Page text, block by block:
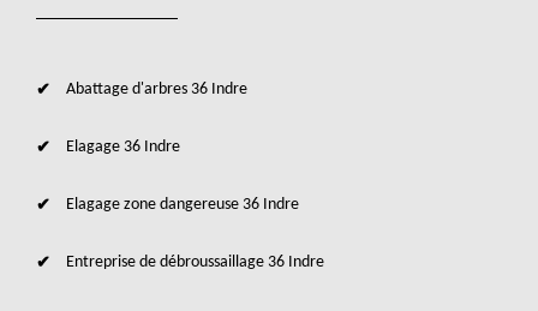
Abattage d'arbres 36 Indre
Elagage 36 Indre
Elagage zone dangereuse 36 Indre
Entreprise de débroussaillage 36 Indre